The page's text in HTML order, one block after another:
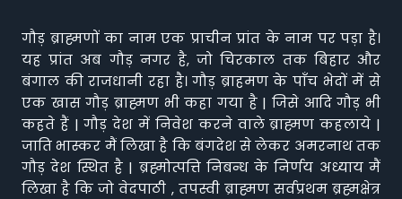
गौड़ ब्राह्मणों का नाम एक प्राचीन प्रांत के नाम पर पड़ा है।
यह प्रांत अब गौड़ नगर है, जो चिरकाल तक बिहार और
बंगाल की राजधानी रहा है। गौड़ ब्राहमण के पाँच भेदों में से
एक खास गौड़ ब्राह्मण भी कहा गया है | जिसे आदि गौड़ भी
कहते हैं | गौड़ देश में निवेश करने वाले ब्राह्मण कहलाये |
जाति भास्कर मैं लिखा है कि बंगदेश से लेकर अमरनाथ तक
गौड़ देश स्थित है | ब्रह्मोत्पत्ति निबन्ध के निर्णय अध्याय मैं
लिखा है कि जो वेदपाठी , तपस्वी ब्राह्मण सर्वप्रथम ब्रह्मक्षेत्र